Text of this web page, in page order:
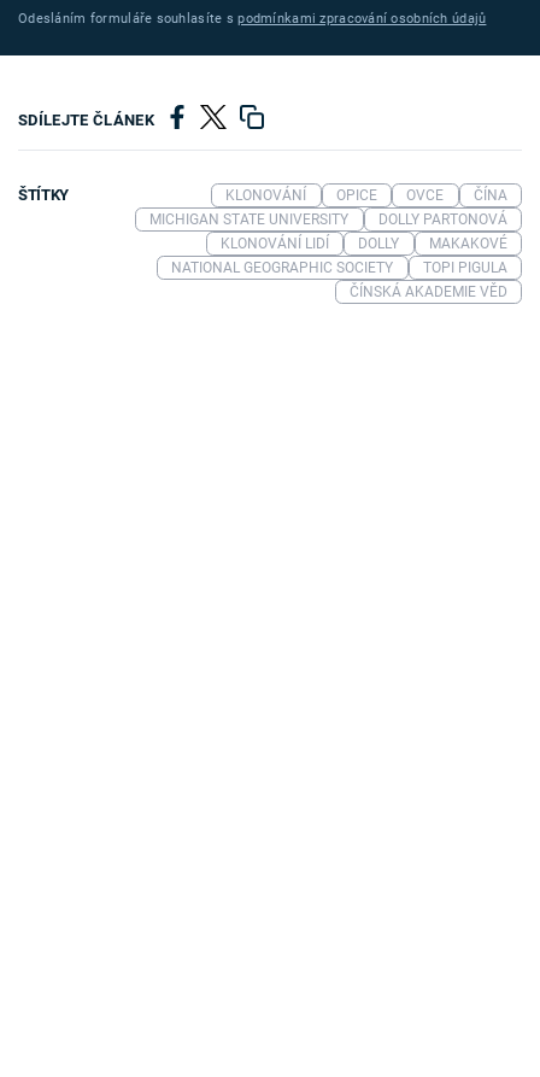
Odesláním formuláře souhlasíte spodmínkami zpracování osobních údajů
SDÍLEJTE ČLÁNEK
ŠTÍTKY KLONOVÁNÍ OPICE OVCE
ČÍNA
MICHIGAN STATE UNIVERSITY
DOLLY PARTONOVÁ
KLONOVÁNÍ LIDÍ
DOLLY
MAKAKOVÉ
NATIONAL GEOGRAPHIC SOCIETY
TOPI PIGULA
ČÍNSKÁ AKADEMIE VĚD